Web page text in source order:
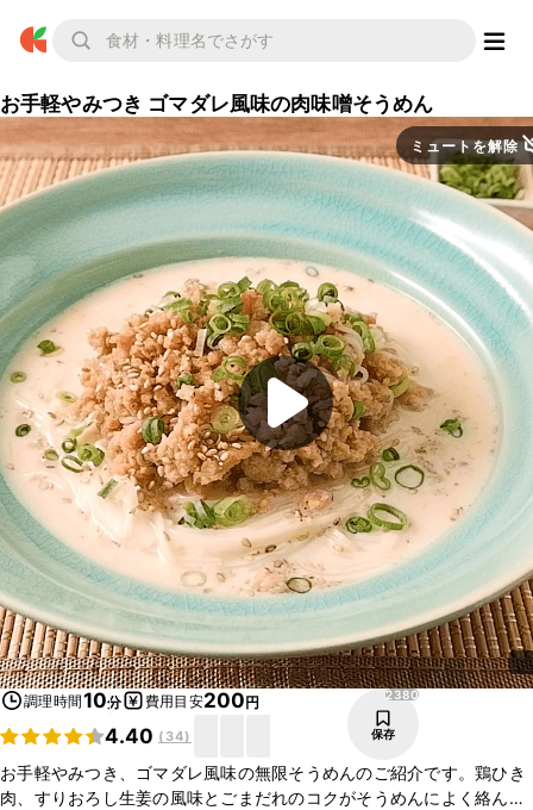
お手軽やみつき ゴマダレ風味の肉味噌そうめん
ミュートを解除
調理時間10分 費用目安200円
4.40 ( 34)
2380
保存
お手軽やみつき、ゴマダレ風味の無限そうめんのご紹介です。鶏ひき
肉、すりおろし生姜の風味とごまだれのコクがそうめんによく絡んで